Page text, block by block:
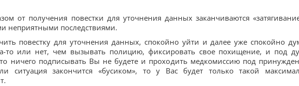
от получения повестки для уточнения данных заканчиваются
неприятными последствиями.
повестку для уточнения данных, спокойно уйти и далее уже спокойно
то или нет, чем вызывать полицию, фиксировать свое похищение, и под
ничего подписывать Вы не будете и проходить медкомиссию под
ситуация закончится «бусиком», то у Вас будет только такой